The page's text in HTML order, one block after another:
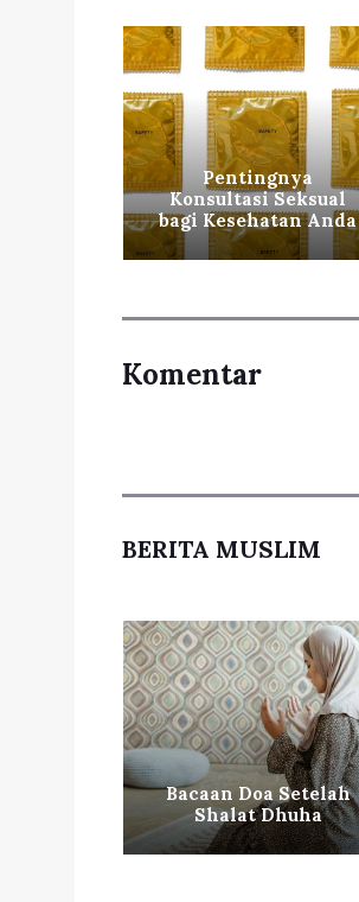
Pentingnya
Konsultasi Seksual
bagi Kesehatan Anda
Komentar
BERITA MUSLIM
Bacaan Doa Setelah
Shalat Dhuha